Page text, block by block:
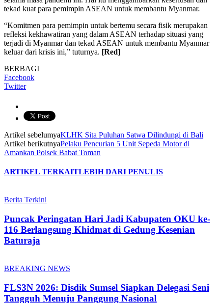
tekad kuat para pemimpin ASEAN untuk membantu Myanmar.
“Komitmen para pemimpin untuk bertemu secara fisik merupakan
refleksi kekhawatiran yang dalam ASEAN terhadap situasi yang
terjadi di Myanmar dan tekad ASEAN untuk membantu Myanmar
keluar dari krisis ini,” tuturnya. [Red]
BERBAGI
Facebook
Twitter
Artikel sebelumyaKLHK Sita Puluhan Satwa Dilindungi di Bali
Artikel berikutnyaPelaku Pencurian 5 Unit Sepeda Motor di
Amankan Polsek Babat Toman
ARTIKEL TERKAITLEBIH DARI PENULIS
Berita Terkini
Puncak Peringatan Hari Jadi Kabupaten OKU ke-
116 Berlangsung Khidmat di Gedung Kesenian
Baturaja
BREAKING NEWS
FLS3N 2026: Disdik Sumsel Siapkan Delegasi Seni
Tangguh Menuju Panggung Nasional